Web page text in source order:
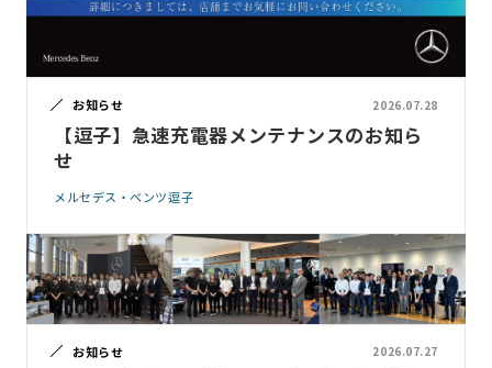
お知らせ 2026.07.28
【逗子】急速充電器メンテナンスのお知ら
せ
メルセデス・ベンツ逗子
お知らせ 2026.07.27